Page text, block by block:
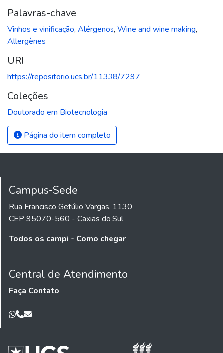
Palavras-chave
Vinhos e vinificação, Alérgenos, Wine and wine making,
Allergènes
URI
https://repositorio.ucs.br/11338/7297
Coleções
Doutorado em Biotecnologia
Página do item completo
Campus-Sede
Rua Francisco Getúlio Vargas, 1130
CEP 95070-560 - Caxias do Sul
Todos os campi - Como chegar
Central de Atendimento
Faça Contato